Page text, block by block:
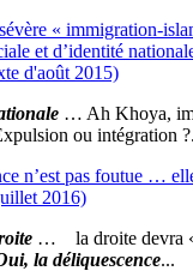
« immigration-
et d’identité
d'août 2015)
… Ah Khoya,
ou intégration
n’est pas foutue …
2016)
… la droite devra
la déliquescence...